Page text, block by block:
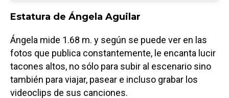
Estatura de Ángela Aguilar
Ángela mide 1.68 m. y según se puede ver en las
fotos que publica constantemente, le encanta lucir
tacones altos, no sólo para subir al escenario sino
también para viajar, pasear e incluso grabar los
videoclips de sus canciones.